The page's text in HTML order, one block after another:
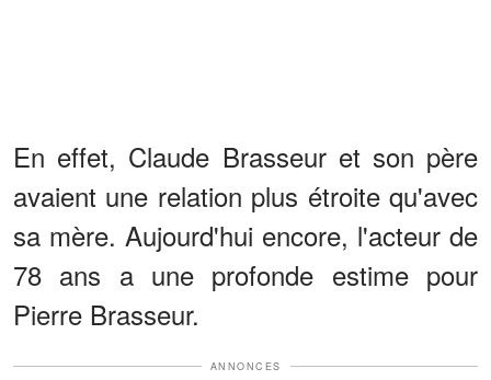
En effet, Claude Brasseur et son père
avaient une relation plus étroite qu'avec
sa mère. Aujourd'hui encore, l'acteur de
78 ans a une profonde estime pour
Pierre Brasseur.
ANNONCES